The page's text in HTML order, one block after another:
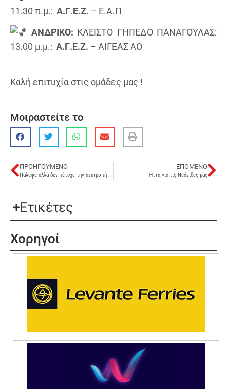
11.30 π.μ.: Α.Γ.Ε.Ζ. – Ε.Α.Π
ΑΝΔΡΙΚΟ: ΚΛΕΙΣΤΟ ΓΗΠΕΔΟ ΠΑΝΑΓΟΥΛΑΣ:
13.00 μ.μ.: Α.Γ.Ε.Ζ. – ΑΙΓΕΑΣ ΑΟ
Καλή επιτυχία στις ομάδες μας !
Μοιραστείτε το
ΠΡΟΗΓΟΎΜΕΝΟ
Πάλεψε αλλά δεν πέτυχε την ανατροπή η παιδική β’
ΕΠΌΜΕΝΟ
Ήττα για τις Νεάνιδες μας
Ετικέτες
Χορηγοί